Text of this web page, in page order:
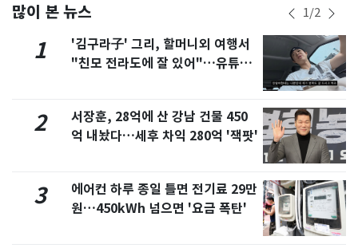
많이 본 뉴스 1/2
1
'김구라子' 그리, 할머니외 여행서
"친모 전라도에 잘 있어"…유튜브
2
서장훈, 28억에 산 강남 건물 450
억 내놨다…세후 차익 280억 '잭팟'
3
에어컨 하루 종일 틀면 전기료 29만
원…450kWh 넘으면 '요금 폭탄'